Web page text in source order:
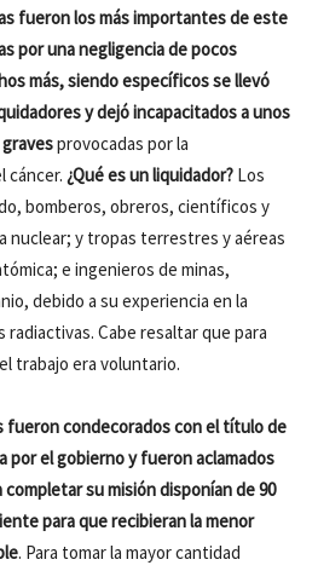
fueron los más importantes de este
por una negligencia de pocos
más, siendo específicos se llevó
y dejó incapacitados a unos
provocadas por la
cáncer. ¿Qué es un liquidador? Los
bomberos, obreros, científicos y
nuclear; y tropas terrestres y aéreas
e ingenieros de minas,
debido a su experiencia en la
Cabe resaltar que para
trabajo era voluntario.
fueron condecorados con el título de
por el gobierno y fueron aclamados
completar su misión disponían de 90
para que recibieran la menor
. Para tomar la mayor cantidad